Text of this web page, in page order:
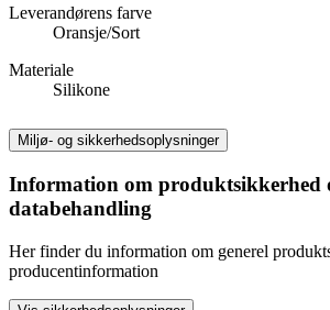
Leverandørens farve
Oransje/Sort
Materiale
Silikone
Miljø- og sikkerhedsoplysninger
Information om produktsikkerhed
databehandling
Her finder du information om generel
producentinformation